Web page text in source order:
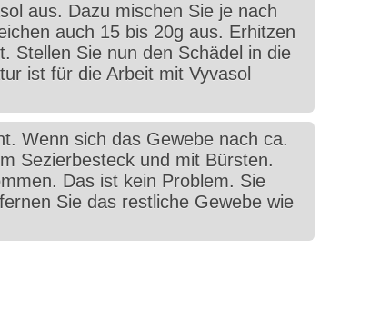
aus. Dazu mischen Sie je nach
auch 15 bis 20g aus. Erhitzen
Stellen Sie nun den Schädel in die
ist für die Arbeit mit Vyvasol
Wenn sich das Gewebe nach ca.
Sezierbesteck und mit Bürsten.
Das ist kein Problem. Sie
Sie das restliche Gewebe wie